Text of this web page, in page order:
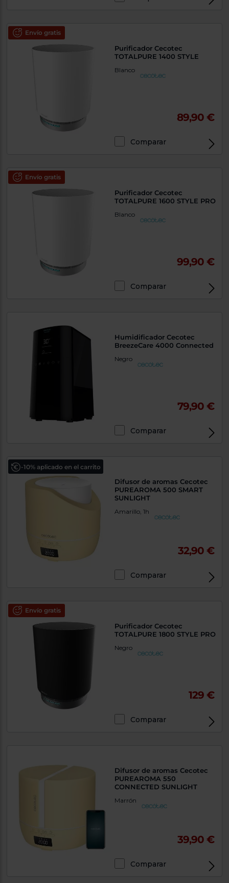
Envío gratis
Purificador Cecotec
TOTALPURE 1400 STYLE
Blanco
89,90 €
Comparar
Envío gratis
Purificador Cecotec
TOTALPURE 1600 STYLE PRO
Blanco
99,90 €
Comparar
Humidificador Cecotec
BreezeCare 4000 Connected
Negro
79,90 €
Comparar
-10% aplicado en el carrito
Difusor de aromas Cecotec
PUREAROMA 500 SMART
SUNLIGHT
Amarillo, 1h
32,90 €
Comparar
Envío gratis
Purificador Cecotec
TOTALPURE 1800 STYLE PRO
Negro
129 €
Comparar
Difusor de aromas Cecotec
PUREAROMA 550
CONNECTED SUNLIGHT
Marrón
39,90 €
Comparar